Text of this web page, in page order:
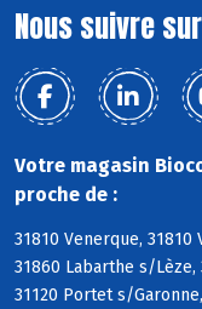
Nous suivre sur
Votre magasin
proche de :
31810 Venerque, 31810
31860 Labarthe s/Lèze,
31120 Portet s/